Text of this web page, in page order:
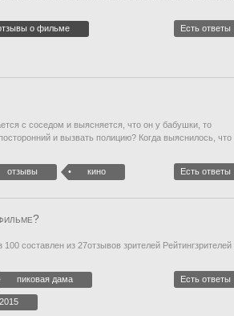
о фильме Есть ответы
с соседом и выясняется, что он у бабушки, то
и вызвать полицию? Когда выяснилось, что
отзывы кино Есть ответы
составлен из 27отзывов зрителей Рейтингзрителей
пиковая дама
2015
Есть ответы